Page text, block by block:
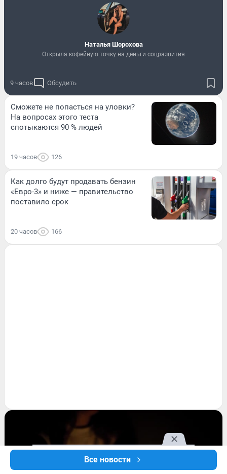
Все новости
Наталья Шорохова
Открыла кофейную точку на деньги соцразвития
9 часов Обсудить
Сможете не попасться на уловки?
На вопросах этого теста
спотыкаются 90 % людей
19 часов 126
Как долго будут продавать бензин
«Евро-3» и ниже — правительство
поставило срок
20 часов 166